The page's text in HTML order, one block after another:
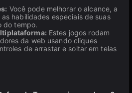
Você pode melhorar o alcance, a
habilidades especiais de suas
do tempo.
Estes jogos rodam
da web usando cliques
de arrastar e soltar em telas